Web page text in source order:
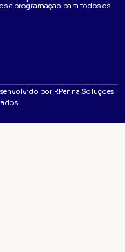
e programação para todos os
por RPenna Soluções.